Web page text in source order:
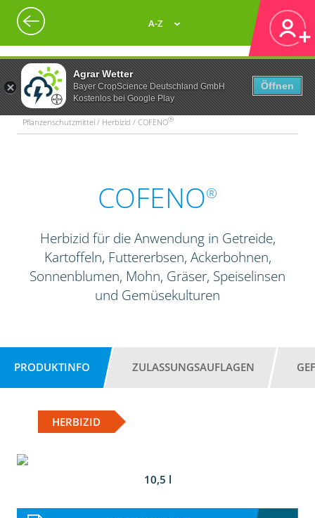
Agrar Wetter
Bayer CropScience Deutschland GmbH
Kostenlos bei Google Play
Öffnen
A-Z
Pflanzenschutzmittel / Herbizid / COFENO®
COFENO®
Herbizid für die Anwendung in Getreide,
Kartoffeln, Futtererbsen, Ackerbohnen,
Sonnenblumen, Mohn, Gräser, Speiselinsen
und Gemüsekulturen
PRODUKTINFO ZULASSUNGSAUFLAGEN
HERBIZID
10,5 l